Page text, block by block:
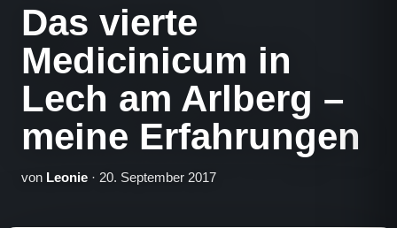
Das vierte
Medicinicum in
Lech am Arlberg –
meine Erfahrungen
von Leonie · 20. September 2017